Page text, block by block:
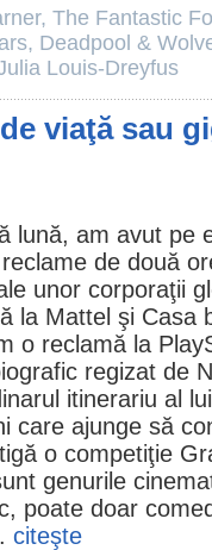
, The Fantastic
, Deadpool &
Louis-Dreyfus
viaţă sau
lună, am avut pe
de două
unor corporaţii
la Mattel şi Casa
o reclamă la
regizat de
itinerariu al
care ajunge să
o competiţie
genurile
poate doar
citeşte